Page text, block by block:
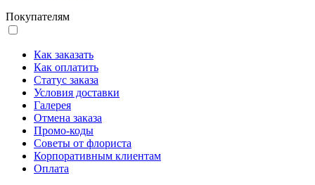
Покупателям
Как заказать
Как оплатить
Статус заказа
Условия доставки
Галерея
Отмена заказа
Промо-коды
Советы от флориста
Корпоративным клиентам
Оплата